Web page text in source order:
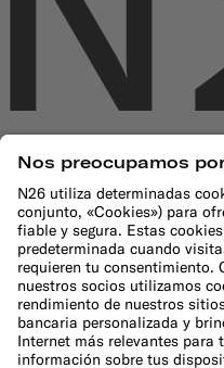
Empresa
¿Qué es N26?
Equipo directivo
Bolsa de trabajo